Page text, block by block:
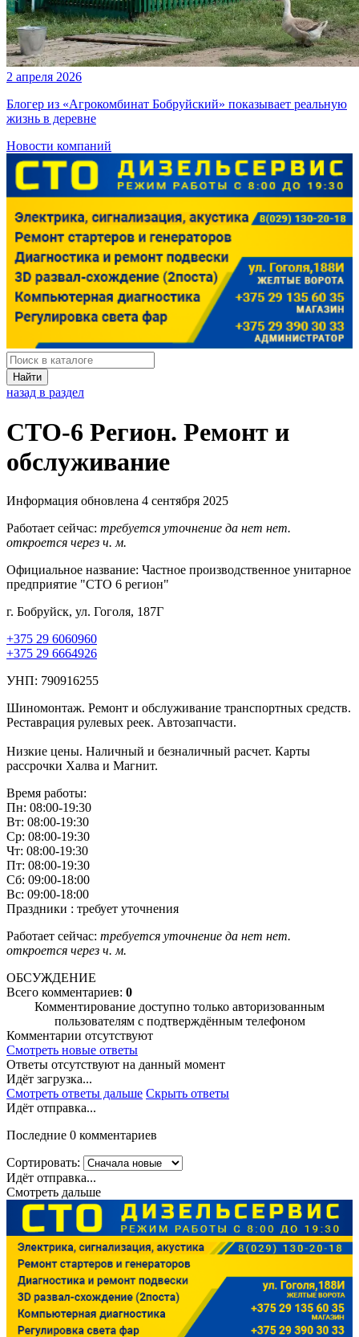
2 апреля 2026
Блогер из «Агрокомбинат Бобруйский» показывает реальную
жизнь в деревне
Новости компаний
Найти
назад в раздел
СТО-6 Регион. Ремонт и
обслуживание
Информация обновлена 4 сентября 2025
Работает сейчас: требуется уточнение да нет нет.
откроется через ч. м.
Официальное название: Частное производственное унитарное
предприятие "СТО 6 регион"
г. Бобруйск, ул. Гоголя, 187Г
+375 29 6060960
+375 29 6664926
УНП: 790916255
Шиномонтаж. Ремонт и обслуживание транспортных средств.
Реставрация рулевых реек. Автозапчасти.
Низкие цены. Наличный и безналичный расчет. Карты
рассрочки Халва и Магнит.
Время работы:
Пн: 08:00-19:30
Вт: 08:00-19:30
Ср: 08:00-19:30
Чт: 08:00-19:30
Пт: 08:00-19:30
Сб: 09:00-18:00
Вс: 09:00-18:00
Праздники : требует уточнения
Работает сейчас: требуется уточнение да нет нет.
откроется через ч. м.
ОБСУЖДЕНИЕ
Всего комментариев: 0
Комментирование доступно только авторизованным
пользователям с подтверждённым телефоном
Комментарии отсутствуют
Смотреть новые ответы
Ответы отсутствуют на данный момент
Идёт загрузка...
Смотреть ответы дальше Скрыть ответы
Идёт отправка...
Последние 0 комментариев
Сортировать:
Идёт отправка...
Смотреть дальше